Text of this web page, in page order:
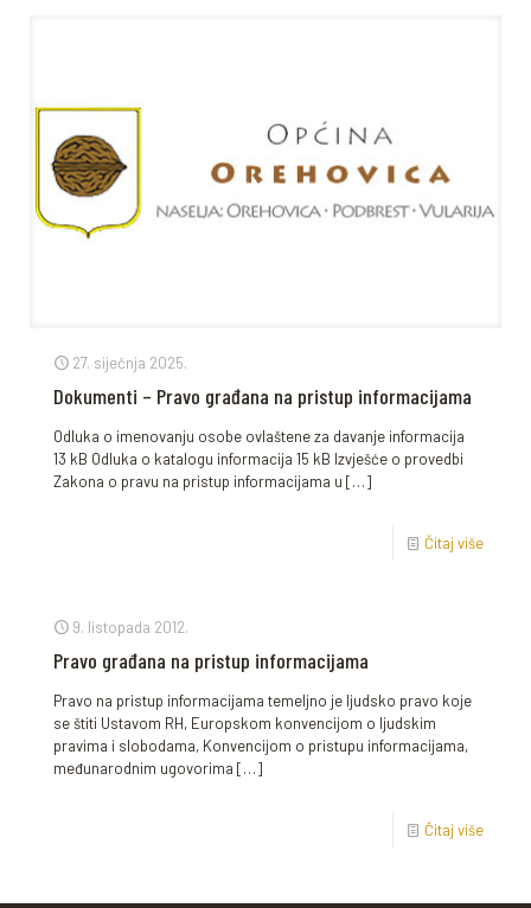
27. siječnja 2025.
Dokumenti – Pravo građana na pristup informacijama
Odluka o imenovanju osobe ovlaštene za davanje informacija
13 kB Odluka o katalogu informacija 15 kB Izvješće o provedbi
Zakona o pravu na pristup informacijama u […]
Čitaj više
9. listopada 2012.
Pravo građana na pristup informacijama
Pravo na pristup informacijama temeljno je ljudsko pravo koje
se štiti Ustavom RH, Europskom konvencijom o ljudskim
pravima i slobodama, Konvencijom o pristupu informacijama,
međunarodnim ugovorima […]
Čitaj više